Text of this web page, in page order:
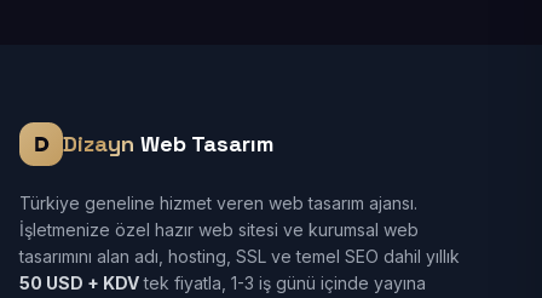
Dizayn Web Tasarım
Türkiye geneline hizmet veren web tasarım ajansı.
İşletmenize özel hazır web sitesi ve kurumsal web
tasarımını alan adı, hosting, SSL ve temel SEO dahil yıllık
50 USD + KDVtek fiyatla, 1-3 iş günü içinde yayına